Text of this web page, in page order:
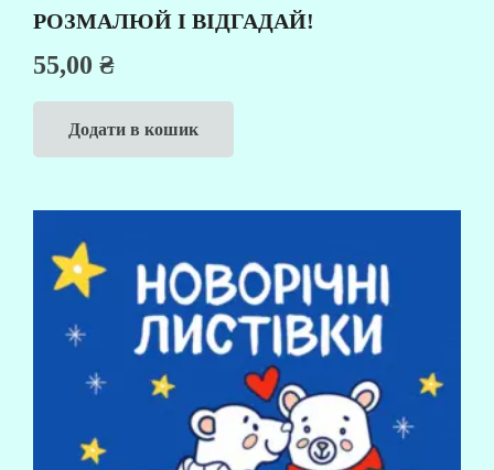
РОЗМАЛЮЙ І ВІДГАДАЙ!
55,00 ₴
Додати в кошик